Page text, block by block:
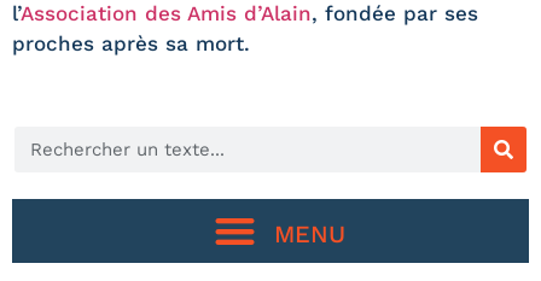
l’Association des Amis d’Alain, fondée par ses
proches après sa mort.